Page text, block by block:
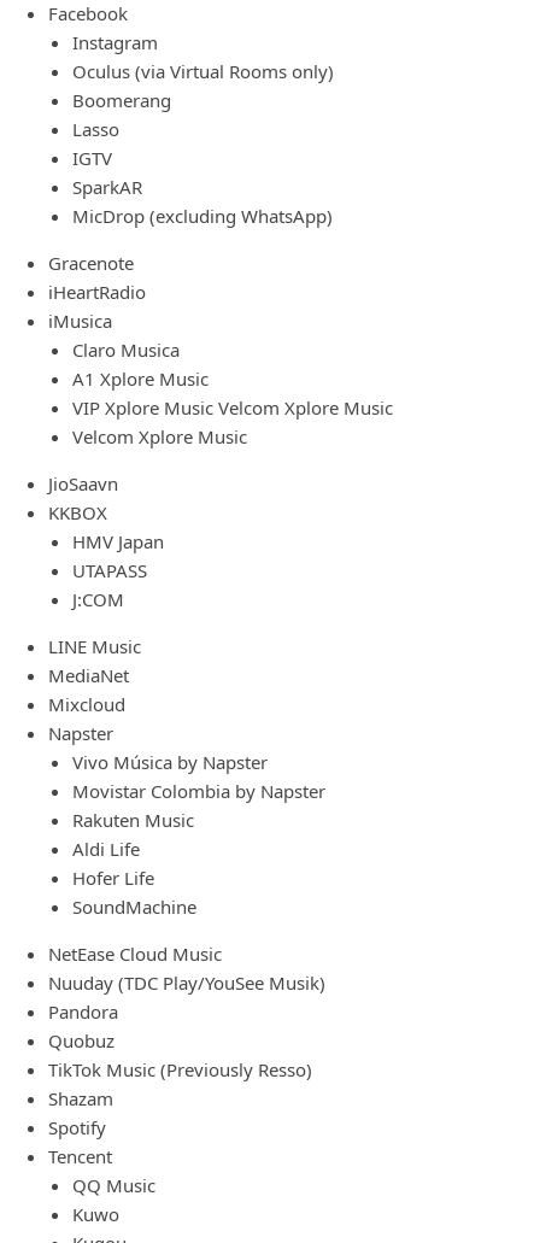
Facebook
Instagram
Oculus (via Virtual Rooms only)
Boomerang
Lasso
IGTV
SparkAR
MicDrop (excluding WhatsApp)
Gracenote
iHeartRadio
iMusica
Claro Musica
A1 Xplore Music
VIP Xplore Music Velcom Xplore Music
Velcom Xplore Music
JioSaavn
KKBOX
HMV Japan
UTAPASS
J:COM
LINE Music
MediaNet
Mixcloud
Napster
Vivo Música by Napster
Movistar Colombia by Napster
Rakuten Music
Aldi Life
Hofer Life
SoundMachine
NetEase Cloud Music
Nuuday (TDC Play/YouSee Musik)
Pandora
Quobuz
TikTok Music (Previously Resso)
Shazam
Spotify
Tencent
QQ Music
Kuwo